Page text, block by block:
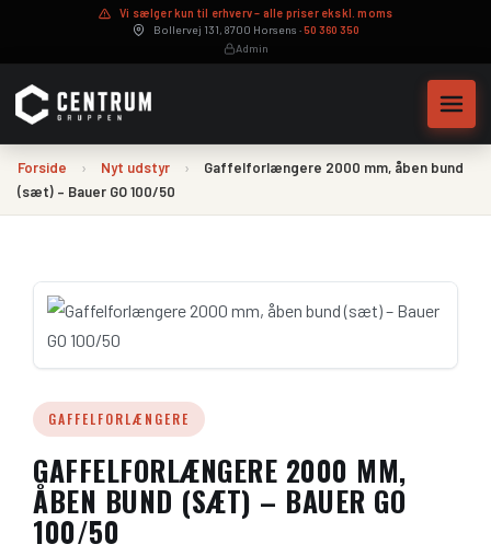
Vi sælger kun til erhverv – alle priser ekskl. moms
Bollervej 131, 8700 Horsens ·50 360 350
Admin
Byttepris – sælg din maskine
Leasingberegner
Forside › Nyt udstyr ›
Gaffelforlængere 2000 mm, åben bund
(sæt) – Bauer GO 100/50
GAFFELFORLÆNGERE
GAFFELFORLÆNGERE 2000 MM,
ÅBEN BUND (SÆT) – BAUER GO
100/50